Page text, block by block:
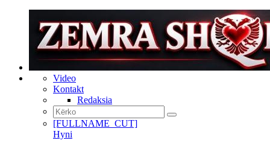
Video
Kontakt
Redaksia
[FULLNAME_CUT]
Hyni